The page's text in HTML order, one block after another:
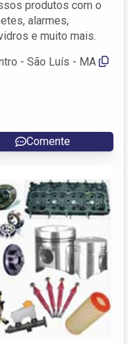
produtos com o
alarmes,
e muito mais.
- São Luís - MA
Comente